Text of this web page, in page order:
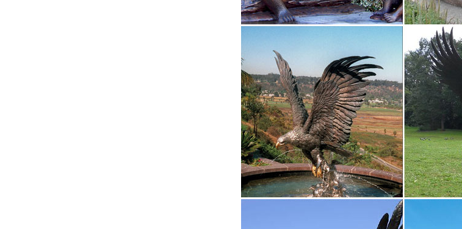
Греции», — добавляет Мантели. Загадочной фигурку
сознательно бесполые фигуры…
поиск цена от до категория. —– Каталог статуэток и
место в детской комнате. Символ жирафа – это тяга к
Статуэтки Veronese из серии «Мифология»
Где купить.WS- 18 Статуэтка "Ника – Символ
фигурки Диметры и скульптурные композиции других
Сувениры из египта | статуэтки кошек древнего Египта
Отзыв о отеле в Греции Aldemar Royal Olympian
самых необычных аэропортов мира БОЛЕЗНИ В
кошки из Египта.
Скульптуры и статуэтки – купить в интернет-магазине…